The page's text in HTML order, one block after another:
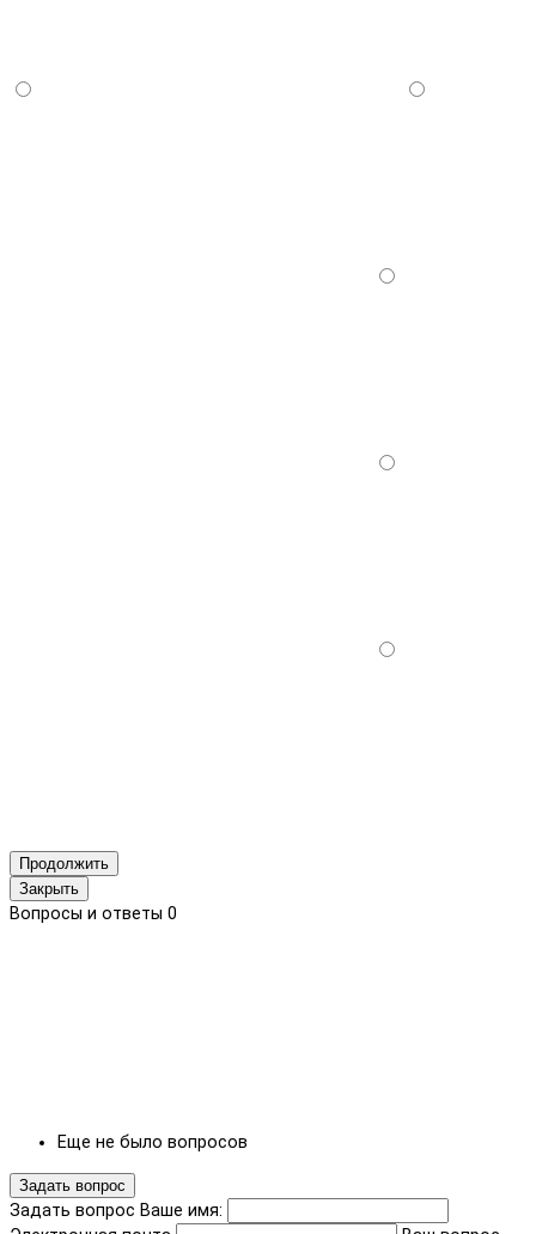
Продолжить
Закрыть
Вопросы и ответы 0
Еще не было вопросов
Задать вопрос
Задать вопрос Ваше имя: